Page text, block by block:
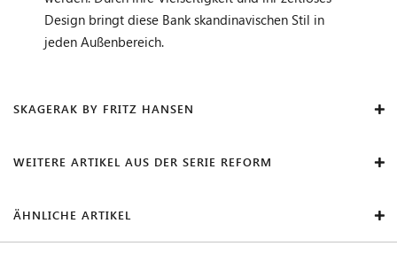
Design bringt diese Bank skandinavischen Stil in
jeden Außenbereich.
SKAGERAK BY FRITZ HANSEN
WEITERE ARTIKEL AUS DER SERIE REFORM
ÄHNLICHE ARTIKEL